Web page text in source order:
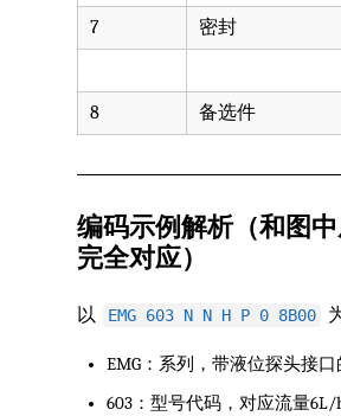
7
密封
8
备选件
编码示例解析（和图
完全对应）
以 EMG 603 N N H P 0 8B00
EMG：系列，带液位探头接
603：型号代码，对应流量6L/